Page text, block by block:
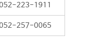
223-1911
257-0065